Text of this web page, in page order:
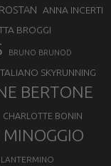
ANNA INCERTI
BROGGI
BRUNO BRUNOD
SKYRUNNING
BERTONE
CHARLOTTE BONIN
MINOGGIO